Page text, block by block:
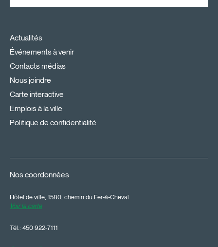
Actualités
Événements à venir
Contacts médias
Nous joindre
Carte interactive
Emplois à la ville
Politique de confidentialité
Nos coordonnées
Hôtel de ville, 1580, chemin du Fer-à-Cheval
Voir la carte
Tél.: 450 922-7111